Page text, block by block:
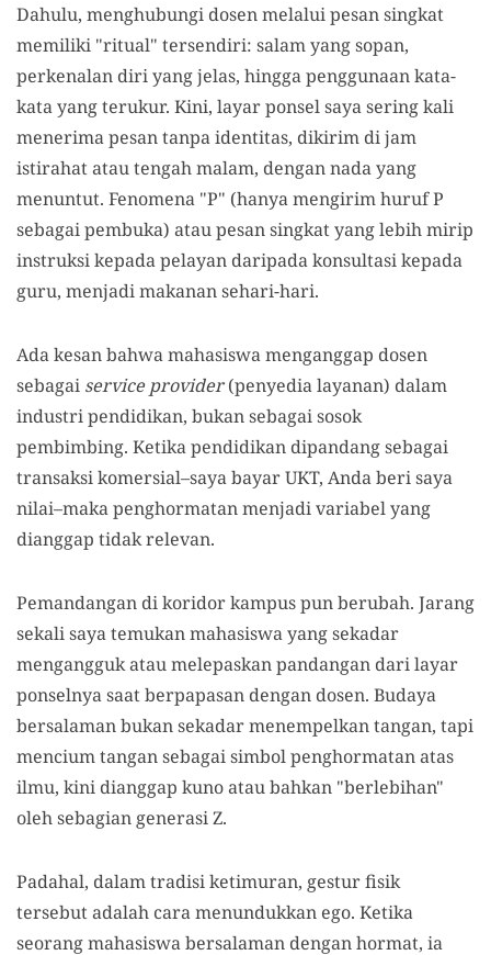
Dahulu, menghubungi dosen melalui pesan singkat
memiliki "ritual" tersendiri: salam yang sopan,
perkenalan diri yang jelas, hingga penggunaan kata-
kata yang terukur. Kini, layar ponsel saya sering kali
menerima pesan tanpa identitas, dikirim di jam
istirahat atau tengah malam, dengan nada yang
menuntut. Fenomena "P" (hanya mengirim huruf P
sebagai pembuka) atau pesan singkat yang lebih mirip
instruksi kepada pelayan daripada konsultasi kepada
guru, menjadi makanan sehari-hari.
Ada kesan bahwa mahasiswa menganggap dosen
sebagai service provider(penyedia layanan) dalam
industri pendidikan, bukan sebagai sosok
pembimbing. Ketika pendidikan dipandang sebagai
transaksi komersial–saya bayar UKT, Anda beri saya
nilai–maka penghormatan menjadi variabel yang
dianggap tidak relevan.
Pemandangan di koridor kampus pun berubah. Jarang
sekali saya temukan mahasiswa yang sekadar
mengangguk atau melepaskan pandangan dari layar
ponselnya saat berpapasan dengan dosen. Budaya
bersalaman bukan sekadar menempelkan tangan, tapi
mencium tangan sebagai simbol penghormatan atas
ilmu, kini dianggap kuno atau bahkan "berlebihan"
oleh sebagian generasi Z.
Padahal, dalam tradisi ketimuran, gestur fisik
tersebut adalah cara menundukkan ego. Ketika
seorang mahasiswa bersalaman dengan hormat, ia